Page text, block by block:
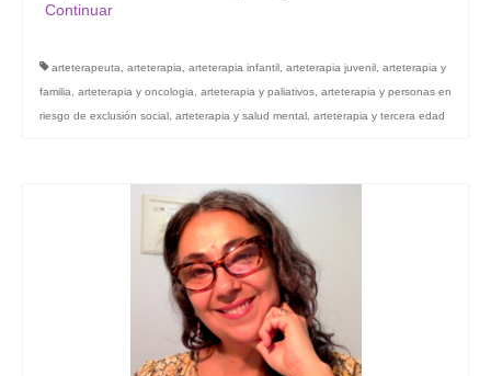
Continuar
arteterapeuta, arteterapia, arteterapia infantil, arteterapia juvenil, arteterapia y
familia, arteterapia y oncologia, arteterapia y paliativos, arteterapia y personas en
riesgo de exclusión social, arteterapia y salud mental, arteterapia y tercera edad